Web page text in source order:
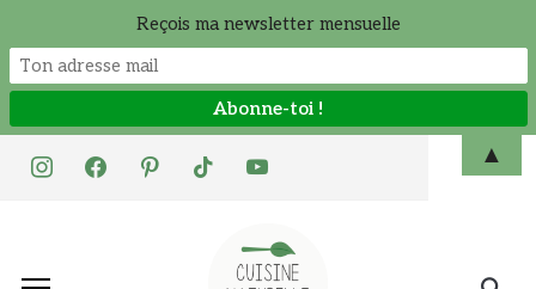
instagramfacebookpinteresttiktok youtube
Search
Reçois ma newsletter mensuelle
▲